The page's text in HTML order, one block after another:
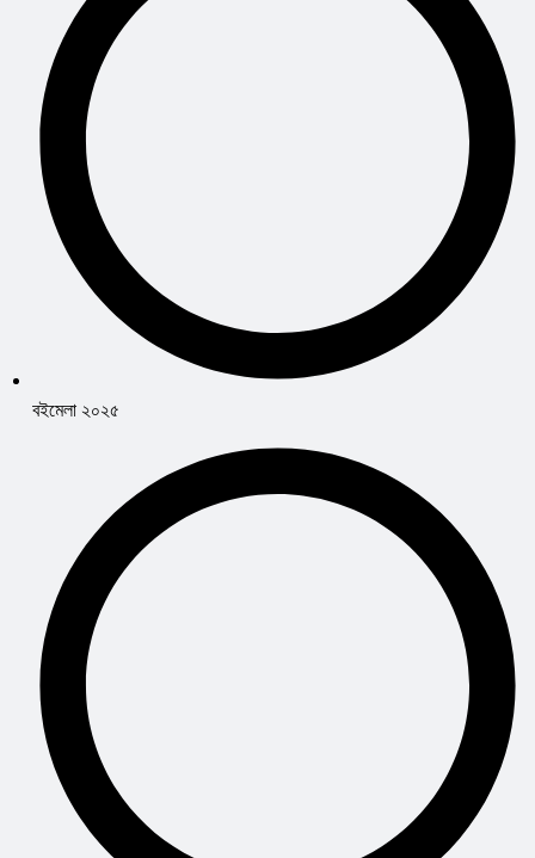
বইমেলা ২০২৫